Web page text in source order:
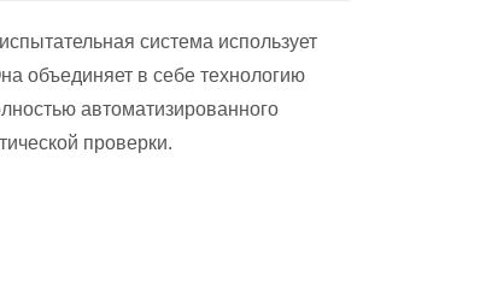
система использует
объединяет в себе технологию
автоматизированного
проверки.